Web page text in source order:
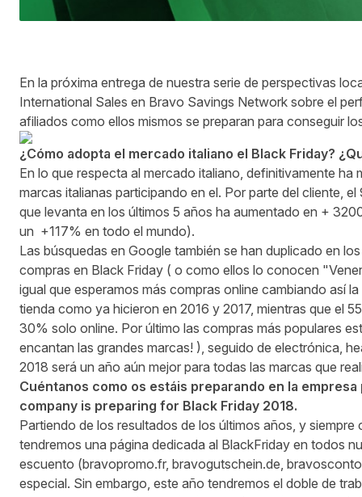
En la próxima entrega de nuestra serie de perspectivas
International Sales en Bravo Savings Network sobre el
afiliados como ellos mismos se preparan para conseguir
¿Cómo adopta el mercado italiano el Black Friday?
En lo que respecta al mercado italiano, definitivamente
marcas italianas participando en el. Por parte del cliente,
que levanta en los últimos 5 años ha aumentado en +
un +117% en todo el mundo).
Las búsquedas en Google también se han duplicado en
compras en Black Friday ( o como ellos lo conocen
igual que esperamos más compras online cambiando así
tienda como ya hicieron en 2016 y 2017, mientras que el
30% solo online. Por último las compras más populares
encantan las grandes marcas! ), seguido de electrónica,
2018 será un año aún mejor para todas las marcas que
Cuéntanos como os estáis preparando en la
company is preparing for Black Friday 2018.
Partiendo de los resultados de los últimos años, y
tendremos una página dedicada al BlackFriday en todos
escuento (bravopromo.fr, bravogutschein.de
especial. Sin embargo, este año tendremos el doble de